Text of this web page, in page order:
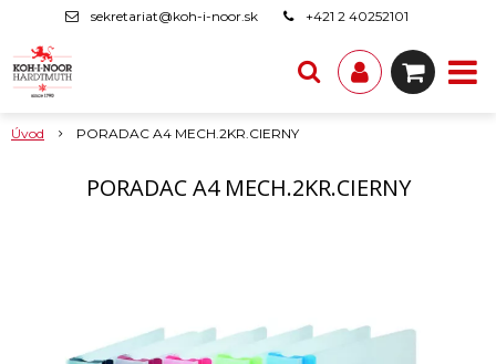
sekretariat@koh-i-noor.sk +421 2 40252101
Úvod PORADAC A4 MECH.2KR.CIERNY
PORADAC A4 MECH.2KR.CIERNY